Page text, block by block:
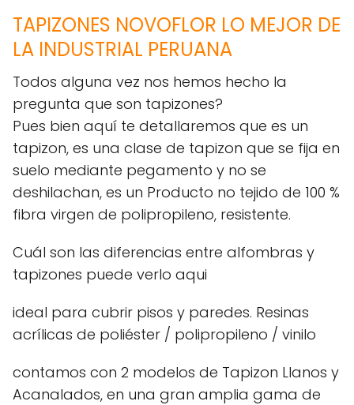
TAPIZONES NOVOFLOR LO MEJOR DE
LA INDUSTRIAL PERUANA
Todos alguna vez nos hemos hecho la
pregunta que son tapizones?
Pues bien aquí te detallaremos que es un
tapizon, es una clase de tapizon que se fija en
suelo mediante pegamento y no se
deshilachan, es un Producto no tejido de 100 %
fibra virgen de polipropileno, resistente.
Cuál son las diferencias entre alfombras y
tapizones puede verlo aqui
ideal para cubrir pisos y paredes. Resinas
acrílicas de poliéster / polipropileno / vinilo
contamos con 2 modelos de Tapizon Llanos y
Acanalados, en una gran amplia gama de